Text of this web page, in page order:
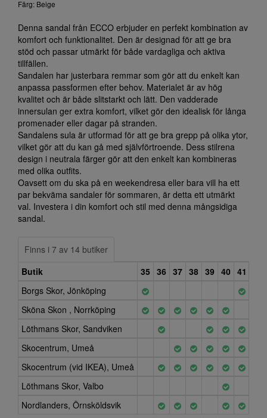
Färg: Beige
Denna sandal från ECCO erbjuder en perfekt kombination av
komfort och funktionalitet. Den är designad för att ge bra
stöd och passar utmärkt för både vardagliga och aktiva
tillfällen.
Sandalen har justerbara remmar som gör att du enkelt kan
anpassa passformen efter behov. Materialet är av hög
kvalitet och är både slitstarkt och lätt. Den vadderade
innersulan ger extra komfort, vilket gör den idealisk för långa
promenader eller dagar på stranden.
Sandalens sula är utformad för att ge bra grepp på olika ytor,
vilket gör att du kan gå med självförtroende. Dess stilrena
design i neutrala färger gör att den enkelt kan kombineras
med olika outfits.
Oavsett om du ska på en weekendresa eller bara vill ha ett
par bekväma sandaler för sommaren, är detta ett utmärkt
val. Investera i din komfort och stil med denna mångsidiga
sandal.
Finns i 7 av 14 butiker
Butik
35 36 37 38 39 40 41
Borgs Skor, Jönköping
Sköna Skon , Norrköping
Löthmans Skor, Sandviken
Skocentrum, Umeå
Skocentrum (vid IKEA), Umeå
Löthmans Skor, Valbo
Nordlanders, Örnsköldsvik